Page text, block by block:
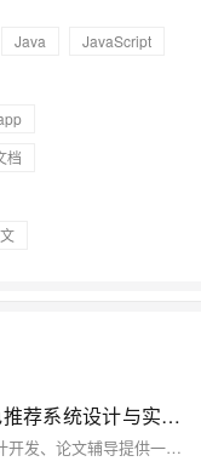
Java
JavaScript
档
基于SpringBoot+Vue实现的家乡特色推荐系统设计与实现（源码+文档+部署）
面向大学生毕业选题、开题、任务书、程序设计开发、论文辅导提供一站式服务。主要服务：程序设计开发、代码修改、成品部署、支持定制、论文辅导，助力毕设！